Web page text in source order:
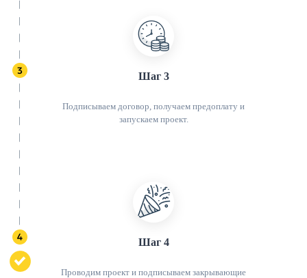
Шаг 4
Проводим проект и подписываем закрывающие
Шаг 3
Подписываем договор, получаем предоплату и
запускаем проект.